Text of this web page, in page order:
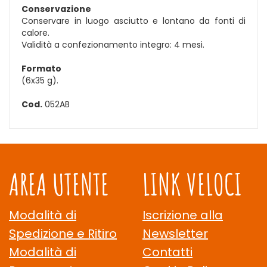
Conservazione
Conservare in luogo asciutto e lontano da fonti di
calore.
Validità a confezionamento integro: 4 mesi.
Formato
(6x35 g).
Cod. 052AB
AREA UTENTE
Modalità di
Spedizione e Ritiro
Modalità di
LINK VELOCI
Iscrizione alla
Newsletter
Contatti